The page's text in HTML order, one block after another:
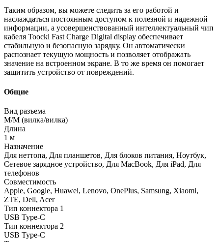
Таким образом, вы можете следить за его работой и
наслаждаться постоянным доступом к полезной и надежной
информации, а усовершенствованный интеллектуальный чип
кабеля Toocki Fast Charge Digital display обеспечивает
стабильную и безопасную зарядку. Он автоматически
распознает текущую мощность и позволяет отображать
значение на встроенном экране. В то же время он помогает
защитить устройство от повреждений.
Общие
Вид разъема
M/M (вилка/вилка)
Длина
1 м
Назначение
Для неттопа, Для планшетов, Для блоков питания, Ноутбук,
Сетевое зарядное устройство, Для MacBook, Для iPad, Для
телефонов
Совместимость
Apple, Google, Huawei, Lenovo, OnePlus, Samsung, Xiaomi,
ZTE, Dell, Acer
Тип коннектора 1
USB Type-C
Тип коннектора 2
USB Type-C